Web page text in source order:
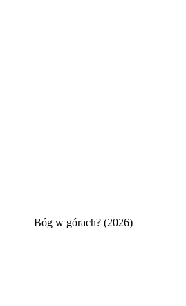
Bóg w górach? (2026)